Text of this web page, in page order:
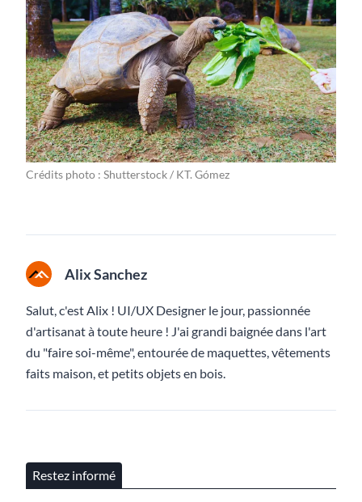
Crédits photo : Shutterstock / KT. Gómez
Alix Sanchez
Salut, c'est Alix ! UI/UX Designer le jour, passionnée
d'artisanat à toute heure ! J'ai grandi baignée dans l'art
du "faire soi-même", entourée de maquettes, vêtements
faits maison, et petits objets en bois.
Restez informé